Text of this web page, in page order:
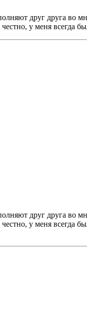
друг друга во
у меня всегда
друг друга во
у меня всегда